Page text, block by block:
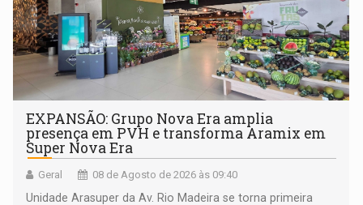
EXPANSÃO: Grupo Nova Era amplia
presença em PVH e transforma Aramix em
Super Nova Era
Geral 08 de Agosto de 2026 às 09:40
Unidade Arasuper da Av. Rio Madeira se torna primeira